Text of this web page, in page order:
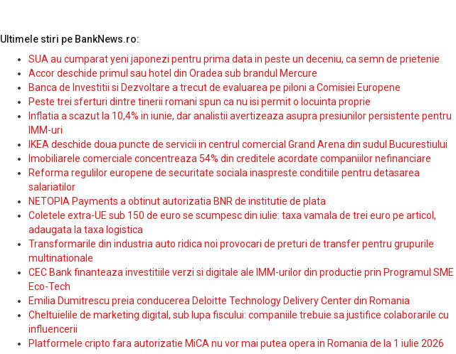
Ultimele stiri pe BankNews.ro:
SUA au cumparat yeni japonezi pentru prima data in peste un deceniu, ca semn de prietenie
Accor deschide primul sau hotel din Oradea sub brandul Mercure
Banca de Investitii si Dezvoltare a trecut de evaluarea pe piloni a Comisiei Europene
Peste trei sferturi dintre tinerii romani spun ca nu isi permit o locuinta proprie
Inflatia a scazut la 10,4% in iunie, dar analistii avertizeaza asupra presiunilor persistente pentru
IMM-uri
IKEA deschide doua puncte de servicii in centrul comercial Grand Arena din sudul Bucurestiului
Imobiliarele comerciale concentreaza 54% din creditele acordate companiilor nefinanciare
Reforma regulilor europene de securitate sociala inaspreste conditiile pentru detasarea
salariatilor
NETOPIA Payments a obtinut autorizatia BNR de institutie de plata
Coletele extra-UE sub 150 de euro se scumpesc din iulie: taxa vamala de trei euro pe articol,
adaugata la taxa logistica
Transformarile din industria auto ridica noi provocari de preturi de transfer pentru grupurile
multinationale
CEC Bank finanteaza investitiile verzi si digitale ale IMM-urilor din productie prin Programul SME
Eco-Tech
Emilia Dumitrescu preia conducerea Deloitte Technology Delivery Center din Romania
Cheltuielile de marketing digital, sub lupa fiscului: companiile trebuie sa justifice colaborarile cu
influencerii
Platformele cripto fara autorizatie MiCA nu vor mai putea opera in Romania de la 1 iulie 2026